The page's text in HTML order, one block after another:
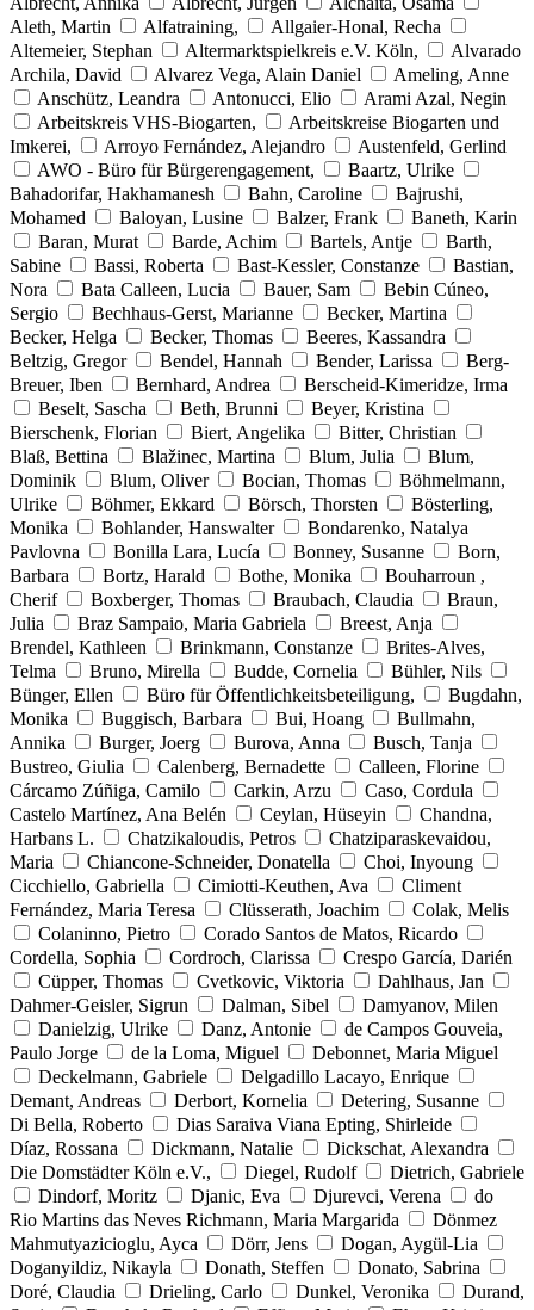
Aleth, Martin
Alfatraining,
Allgaier-Honal, Recha
Altemeier, Stephan
Altermarktspielkreis e.V. Köln,
Alvarado
Archila, David
Alvarez Vega, Alain Daniel
Ameling, Anne
Anschütz, Leandra
Antonucci, Elio
Arami Azal, Negin
Arbeitskreis VHS-Biogarten,
Arbeitskreise Biogarten und
Imkerei,
Arroyo Fernández, Alejandro
Austenfeld, Gerlind
AWO - Büro für Bürgerengagement,
Baartz, Ulrike
Bahadorifar, Hakhamanesh
Bahn, Caroline
Bajrushi,
Mohamed
Baloyan, Lusine Balzer, Frank
Baneth, Karin
Baran, Murat
Barde, Achim Bartels, Antje
Barth,
Sabine
Bassi, Roberta Bast-Kessler, Constanze
Bastian,
Nora
Bata Calleen, Lucia Bauer, Sam
Bebin Cúneo,
Sergio
Bechhaus-Gerst, Marianne
Becker, Martina
Becker, Helga
Becker, Thomas
Beeres, Kassandra
Beltzig, Gregor
Bendel, Hannah Bender, Larissa
Berg-
Breuer, Iben
Bernhard, Andrea
Berscheid-Kimeridze, Irma
Beselt, Sascha
Beth, Brunni
Beyer, Kristina
Bierschenk, Florian
Biert, Angelika
Bitter, Christian
Blaß, Bettina
Blažinec, Martina Blum, Julia
Blum,
Dominik
Blum, Oliver Bocian, Thomas
Böhmelmann,
Ulrike
Böhmer, Ekkard Börsch, Thorsten
Bösterling,
Monika
Bohlander, Hanswalter
Bondarenko, Natalya
Pavlovna
Bonilla Lara, Lucía Bonney, Susanne
Born,
Barbara
Bortz, Harald Bothe, Monika
Bouharroun ,
Cherif
Boxberger, Thomas Braubach, Claudia
Braun,
Julia
Braz Sampaio, Maria Gabriela
Breest, Anja
Brendel, Kathleen
Brinkmann, Constanze
Brites-Alves,
Telma
Bruno, Mirella Budde, Cornelia
Bühler, Nils
Bünger, Ellen
Büro für Öffentlichkeitsbeteiligung,
Bugdahn,
Monika
Buggisch, Barbara Bui, Hoang
Bullmahn,
Annika
Burger, Joerg Burova, Anna
Busch, Tanja
Bustreo, Giulia
Calenberg, Bernadette
Calleen, Florine
Cárcamo Zúñiga, Camilo
Carkin, Arzu
Caso, Cordula
Castelo Martínez, Ana Belén
Ceylan, Hüseyin
Chandna,
Harbans L.
Chatzikaloudis, Petros
Chatziparaskevaidou,
Maria
Chiancone-Schneider, Donatella
Choi, Inyoung
Cicchiello, Gabriella
Cimiotti-Keuthen, Ava
Climent
Fernández, Maria Teresa
Clüsserath, Joachim
Colak, Melis
Colaninno, Pietro
Corado Santos de Matos, Ricardo
Cordella, Sophia
Cordroch, Clarissa
Crespo García, Darién
Cüpper, Thomas
Cvetkovic, Viktoria
Dahlhaus, Jan
Dahmer-Geisler, Sigrun
Dalman, Sibel
Damyanov, Milen
Danielzig, Ulrike
Danz, Antonie
de Campos Gouveia,
Paulo Jorge
de la Loma, Miguel
Debonnet, Maria Miguel
Deckelmann, Gabriele
Delgadillo Lacayo, Enrique
Demant, Andreas
Derbort, Kornelia
Detering, Susanne
Di Bella, Roberto
Dias Saraiva Viana Epting, Shirleide
Díaz, Rossana
Dickmann, Natalie
Dickschat, Alexandra
Die Domstädter Köln e.V.,
Diegel, Rudolf
Dietrich, Gabriele
Dindorf, Moritz
Djanic, Eva Djurevci, Verena
do
Rio Martins das Neves Richmann, Maria Margarida
Dönmez
Mahmutyazicioglu, Ayca
Dörr, Jens
Dogan, Aygül-Lia
Doganyildiz, Nikayla
Donath, Steffen
Donato, Sabrina
Doré, Claudia
Drieling, Carlo Dunkel, Veronika
Durand,